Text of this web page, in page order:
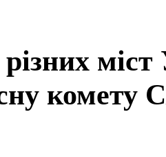
міст
комету